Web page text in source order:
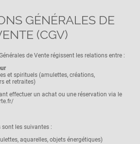
GÉNÉRALES DE
(CGV)
de Vente régissent les relations entre :
et spirituels (amulettes, créations,
et retraites)
effectuer un achat ou une réservation via le
sont les suivantes :
aquarelles, objets énergétiques)